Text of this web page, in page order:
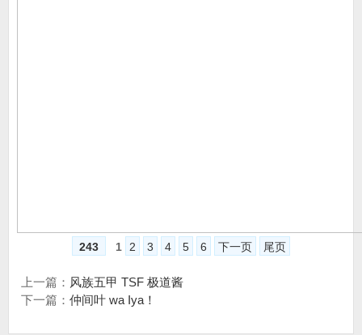
243 1 2 3 4 5 6 下一页 尾页
上一篇： 风族五甲 TSF 极道酱
下一篇： 仲间叶 wa Iya！